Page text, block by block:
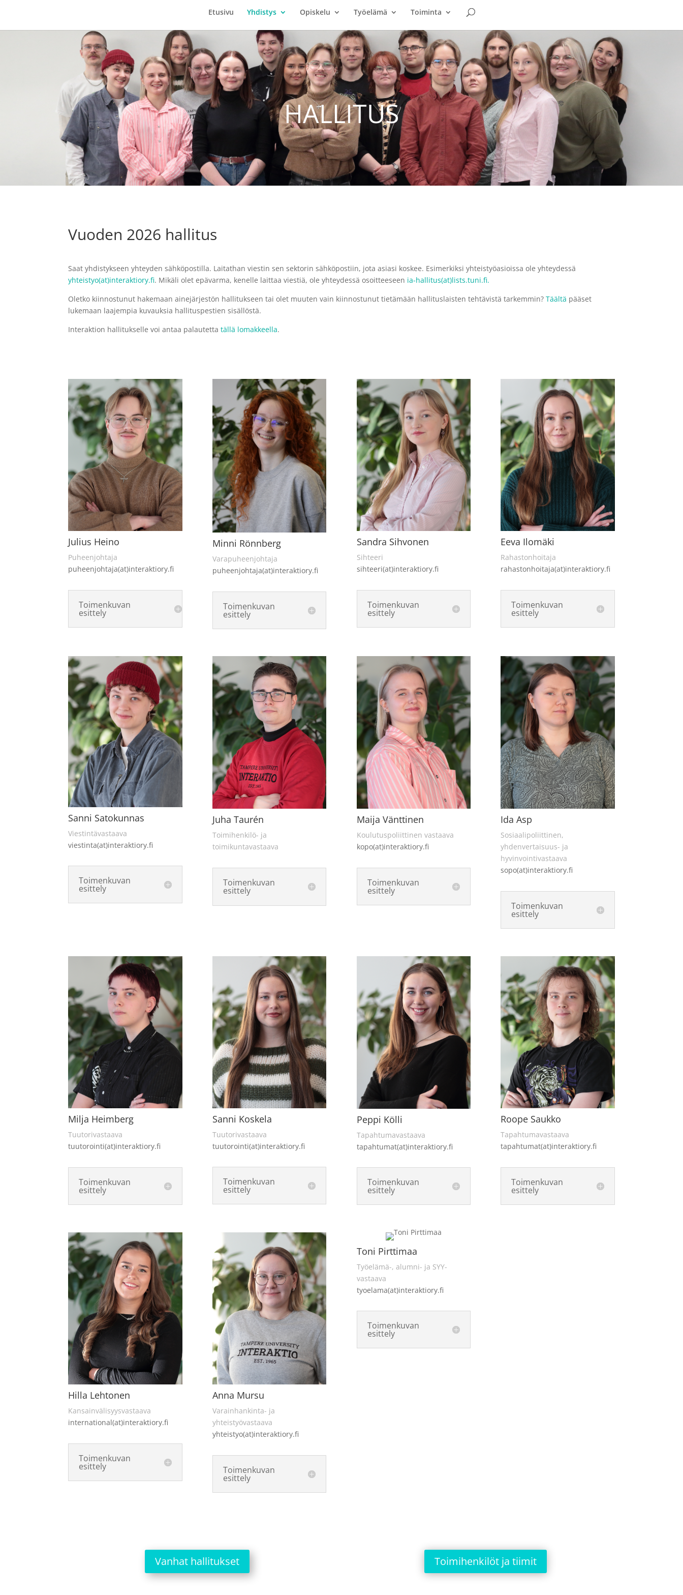
Etusivu Yhdistys Opiskelu Työelämä Toiminta
HALLITUS
Vuoden 2026 hallitus
Saat yhdistykseen yhteyden sähköpostilla. Laitathan viestin sen sektorin sähköpostiin, jota asiasi koskee. Esimerkiksi yhteistyöasioissa ole yhteydessä
yhteistyo(at)interaktiory.fi. Mikäli olet epävarma, kenelle laittaa viestiä, ole yhteydessä osoitteeseen ia-hallitus(at)lists.tuni.fi.
Oletko kiinnostunut hakemaan ainejärjestön hallitukseen tai olet muuten vain kiinnostunut tietämään hallituslaisten tehtävistä tarkemmin?Täältä pääset
lukemaan laajempia kuvauksia hallituspestien sisällöstä.
Interaktion hallitukselle voi antaa palautettatällä lomakkeella.
Julius Heino
Puheenjohtaja
puheenjohtaja(at)interaktiory.fi
Toimenkuvan
esittely
Minni Rönnberg
Varapuheenjohtaja
puheenjohtaja(at)interaktiory.fi
Toimenkuvan
esittely
Sandra Sihvonen
Sihteeri
sihteeri(at)interaktiory.fi
Toimenkuvan
esittely
Eeva Ilomäki
Rahastonhoitaja
rahastonhoitaja(at)interaktiory.fi
Toimenkuvan
esittely
Sanni Satokunnas
Viestintävastaava
viestinta(at)interaktiory.fi
Toimenkuvan
esittely
Juha Taurén
Toimihenkilö- ja
toimikuntavastaava
Toimenkuvan
esittely
Maija Vänttinen
Koulutuspoliittinen vastaava
kopo(at)interaktiory.fi
Toimenkuvan
esittely
Ida Asp
Sosiaalipoliittinen,
yhdenvertaisuus- ja
hyvinvointivastaava
sopo(at)interaktiory.fi
Toimenkuvan
esittely
Milja Heimberg
Tuutorivastaava
tuutorointi(at)interaktiory.fi
Toimenkuvan
esittely
Sanni Koskela
Tuutorivastaava
tuutorointi(at)interaktiory.fi
Toimenkuvan
esittely
Peppi Kölli
Tapahtumavastaava
tapahtumat(at)interaktiory.fi
Toimenkuvan
esittely
Roope Saukko
Tapahtumavastaava
tapahtumat(at)interaktiory.fi
Toimenkuvan
esittely
Hilla Lehtonen
Kansainvälisyysvastaava
international(at)interaktiory.fi
Toimenkuvan
esittely
Anna Mursu
Varainhankinta- ja
yhteistyövastaava
yhteistyo(at)interaktiory.fi
Toimenkuvan
esittely
Toni Pirttimaa
Työelämä-, alumni- ja SYY-
vastaava
tyoelama(at)interaktiory.fi
Toimenkuvan
esittely
Vanhat hallitukset Toimihenkilöt ja tiimit